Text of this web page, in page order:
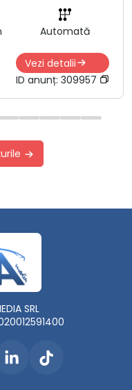
Automată
Vezi detalii
ID anunț: 309957
SRL